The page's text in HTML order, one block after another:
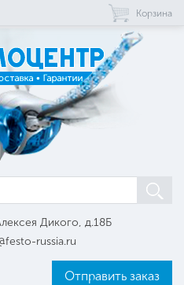
Корзина
Дикого, д.18Б
russia.ru
Отправить заказ